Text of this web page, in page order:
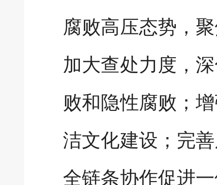
腐败高压态势，
加大查处力度，
败和隐性腐败；
洁文化建设；完
全链条协作促进